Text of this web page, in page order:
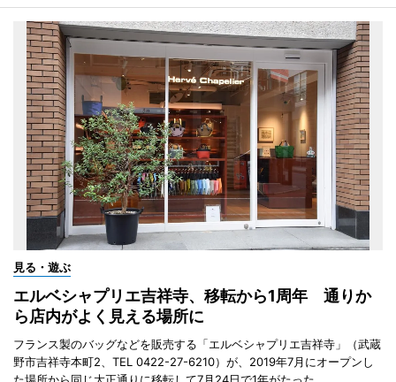
見る・遊ぶ
エルベシャプリエ吉祥寺、移転から1周年 通りか
ら店内がよく見える場所に
フランス製のバッグなどを販売する「エルベシャプリエ吉祥寺」（武蔵
野市吉祥寺本町2、TEL 0422-27-6210）が、2019年7月にオープンし